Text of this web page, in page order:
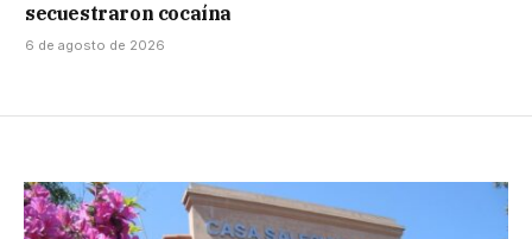
secuestraron cocaína
6 de agosto de 2026